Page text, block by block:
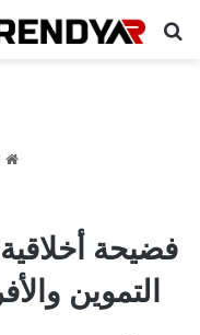
بحث عن
فضيحة
التموين